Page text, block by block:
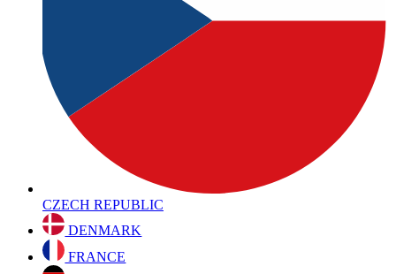
CZECH REPUBLIC
DENMARK
FRANCE